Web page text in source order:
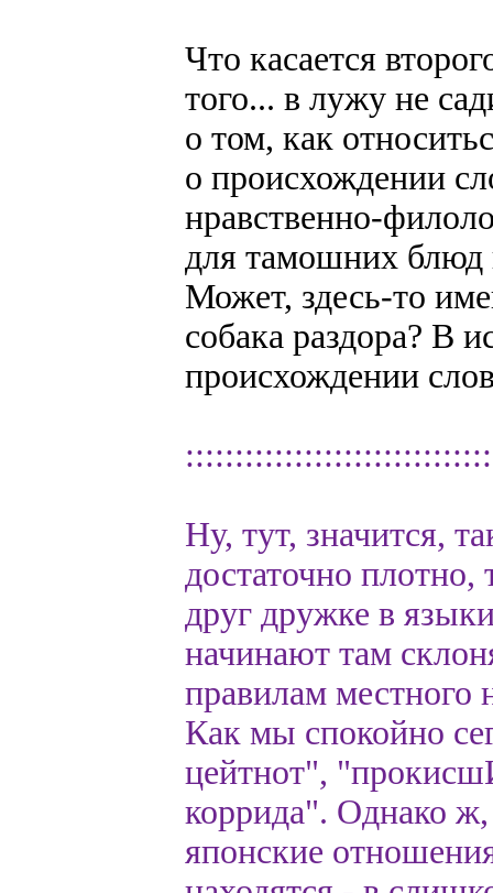
Что касается
того... в лужу не
о том, как
о происхождении
нравственно-
для тамошних блюд
Может, здесь-то
собака раздора? В
происхождении
Ну, тут, значится,
достаточно плотно,
друг дружке в
начинают там
правилам местного
Как мы спокойно
цейтнот",
коррида". Однако
японские